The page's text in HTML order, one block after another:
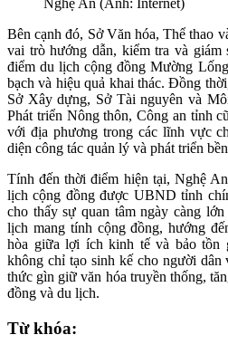
Nghệ An (Ảnh: Internet)
Bên cạnh đó, Sở Văn hóa, Thể thao
vai trò hướng dẫn, kiểm tra và giám
điểm du lịch cộng đồng Mường
bạch và hiệu quả khai thác. Đồng
Sở Xây dựng, Sở Tài nguyên và
Phát triển Nông thôn, Công an tỉnh
với địa phương trong các lĩnh vực
diện công tác quản lý và phát triển
Tính đến thời điểm hiện tại, Nghệ
lịch cộng đồng được UBND tỉnh
cho thấy sự quan tâm ngày càng
lịch mang tính cộng đồng, hướng
hòa giữa lợi ích kinh tế và bảo tồn
không chỉ tạo sinh kế cho người dân
thức gìn giữ văn hóa truyền thống,
đồng và du lịch.
Từ khóa: